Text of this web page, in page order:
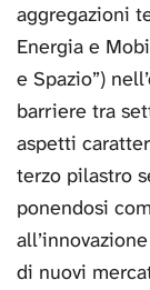
aggregazioni
Energia e
e Spazio”)
barriere tra
aspetti
terzo pilastro
ponendosi
di nuovi